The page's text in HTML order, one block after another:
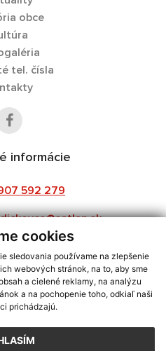
cookies
sledovania používame na zlepšenie
webových stránok, na to, aby sme
a cielené reklamy, na analýzu
a na pochopenie toho, odkiaľ naši
prichádzajú.
obce
tel. čísla
informácie
592 279
informácií s využitím RSS
2,Mapa stránok,web portál
,domény,registrácia domény